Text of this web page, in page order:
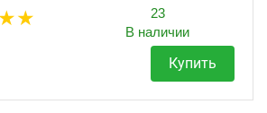
23
В наличии
Купить